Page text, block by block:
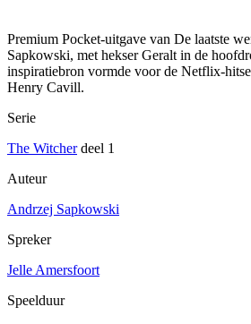
Premium Pocket-uitgave van De laatste
Sapkowski, met hekser Geralt in de
inspiratiebron vormde voor de Netflix-
Henry Cavill.
Serie
The Witcherdeel 1
Auteur
Andrzej Sapkowski
Spreker
Jelle Amersfoort
Speelduur